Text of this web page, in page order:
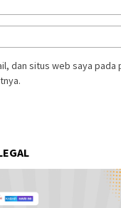
dan situs web saya pada